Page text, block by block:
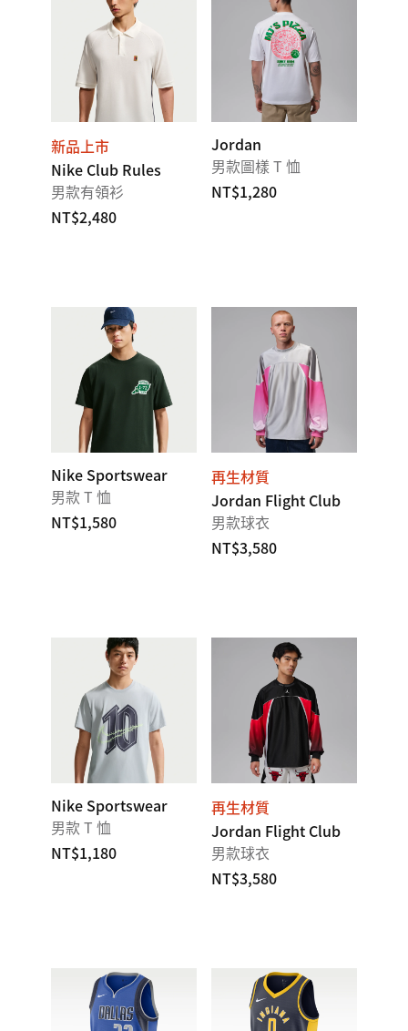
新品上市
Nike Club Rules
男款有領衫
NT$2,480
Jordan
男款圖樣 T 恤
NT$1,280
Nike Sportswear
男款 T 恤
NT$1,580
再生材質
Jordan Flight Club
男款球衣
NT$3,580
Nike Sportswear
男款 T 恤
NT$1,180
再生材質
Jordan Flight Club
男款球衣
NT$3,580